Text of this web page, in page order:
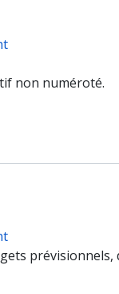
non numéroté.
prévisionnels,